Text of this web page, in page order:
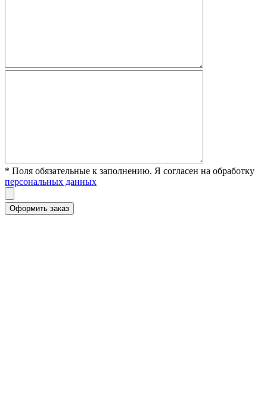
* Поля обязательные к заполнению. Я согласен на обработку
персональных данных